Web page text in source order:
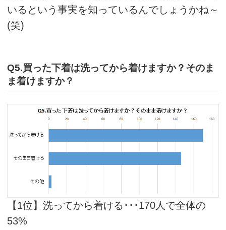
いるという事実を知っているんでしょうかね～
(笑)
Q5.買った下着は洗ってから着けますか？そのま
ま着けますか？
【1位】洗ってから着ける･･･170人で全体の
53%